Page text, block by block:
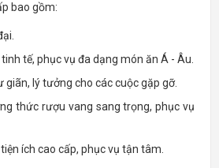
bao gồm:
tế, phục vụ đa dạng món ăn Á - Âu.
giãn, lý tưởng cho các cuộc gặp gỡ.
thức rượu vang sang trọng, phục vụ
ích cao cấp, phục vụ tận tâm.